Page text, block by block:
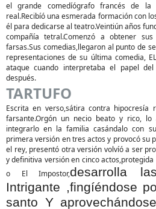
el grande comedíógrafo francés de
real.Recibíó una esmerada formación con
él para dedicarse al teatro.Veintiún años
compañía tetral.Comenzó a obtener
farsas.Sus comedias,llegaron al punto de
representaciones de su última comedia,
ataque cuando interpretaba el papel
después.
TARTUFO
Escrita en verso,sátira contra hipocresía
farsante.Orgón un necio beato y rico,
integrarlo en la familia casándalo con
primera versión en tres actos y provocó su
el rey, presentó otra versión volvíó a ser
y definitiva versión en cinco
o El Impostor,desarrolla
Intrigante ,fingíéndose
santo Y